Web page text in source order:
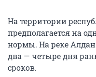
На территории
предполагается на
нормы. На реке Алдан
два — четыре дня
сроков.